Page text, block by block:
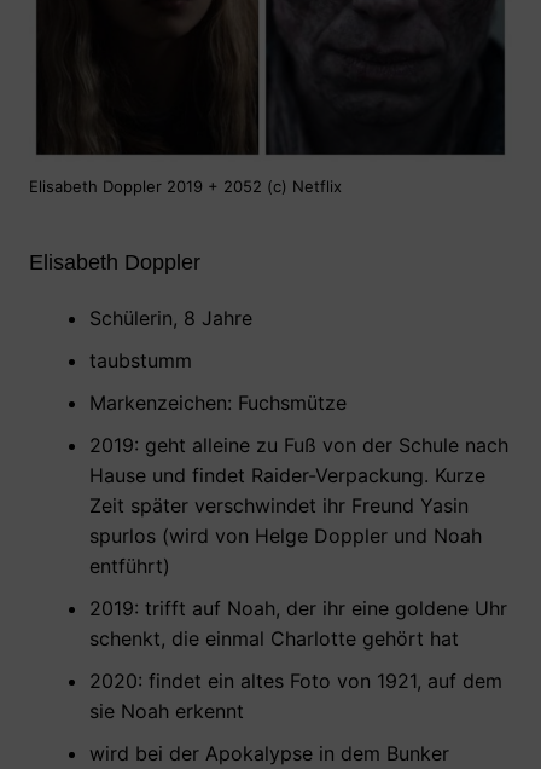
Elisabeth Doppler 2019 + 2052 (c) Netflix
Elisabeth Doppler
Schülerin, 8 Jahre
taubstumm
Markenzeichen: Fuchsmütze
2019: geht alleine zu Fuß von der Schule nach
Hause und findet Raider-Verpackung. Kurze
Zeit später verschwindet ihr Freund Yasin
spurlos (wird von Helge Doppler und Noah
entführt)
2019: trifft auf Noah, der ihr eine goldene Uhr
schenkt, die einmal Charlotte gehört hat
2020: findet ein altes Foto von 1921, auf dem
sie Noah erkennt
wird bei der Apokalypse in dem Bunker